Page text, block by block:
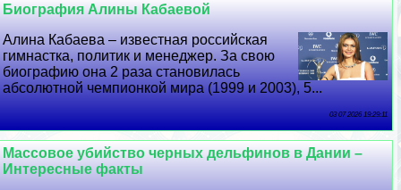
Биография Алины Кабаевой
Алина Кабаева – известная российская
гимнастка, политик и менеджер. За свою
биографию она 2 раза становилась
абсолютной чемпионкой мира (1999 и 2003), 5...
03 07 2026 19:29:11
Массовое убийство черных дельфинов в Дании –
Интересные факты